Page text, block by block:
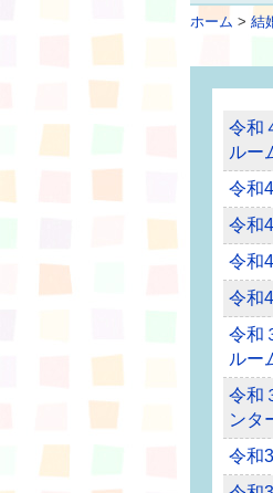
ホーム > 結
令和
ルー
令和
令和
令和
令和
令和
ルー
令和
ンタ
令和